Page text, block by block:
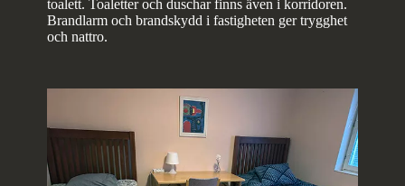
toalett. Toaletter och duschar finns även i korridoren.
Brandlarm och brandskydd i fastigheten ger trygghet
och nattro.